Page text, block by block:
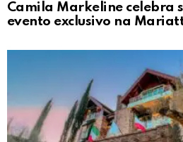
Camila Markeline celebra
evento exclusivo na